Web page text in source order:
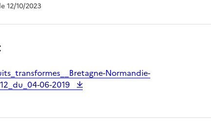
12/10/2023
Normandie-
06-2019